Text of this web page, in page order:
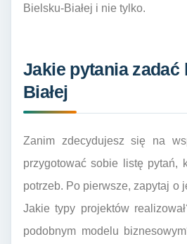
Bielsku-Białej i nie tylko.
Jakie pytania zadać
Białej
Zanim zdecydujesz się na
przygotować sobie listę pytań,
potrzeb. Po pierwsze, zapytaj o
Jakie typy projektów
podobnym modelu